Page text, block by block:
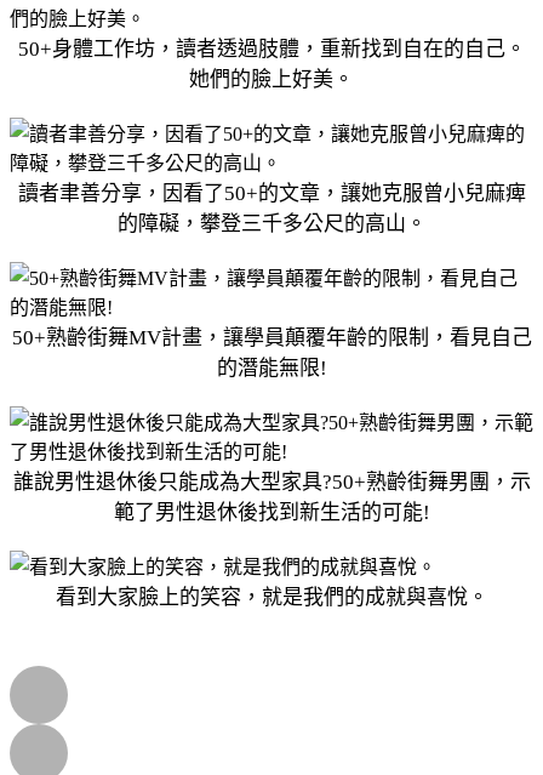
50+身體工作坊，讀者透過肢體，重新找到自在的自己。
她們的臉上好美。
讀者聿善分享，因看了50+的文章，讓她克服曾小兒麻痺
的障礙，攀登三千多公尺的高山。
50+熟齡街舞MV計畫，讓學員顛覆年齡的限制，看見自己
的潛能無限!
誰說男性退休後只能成為大型家具?50+熟齡街舞男團，示
範了男性退休後找到新生活的可能!
看到大家臉上的笑容，就是我們的成就與喜悅。